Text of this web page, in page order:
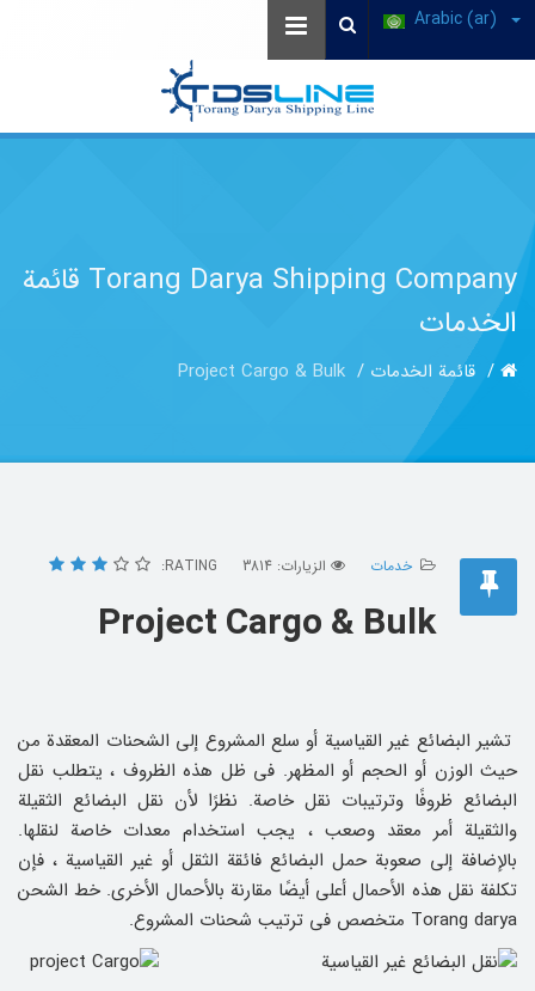
Torang Darya Shipping Company قائمة
الخدمات
قائمة الخدمات Project Cargo & Bulk
خدمات الزيارات: 3814 RATING:
Project Cargo & Bulk
تشير البضائع غير القياسية أو سلع المشروع إلى الشحنات المعقدة من
حيث الوزن أو الحجم أو المظهر. في ظل هذه الظروف ، يتطلب نقل
البضائع ظروفًا وترتيبات نقل خاصة. نظرًا لأن نقل البضائع الثقيلة
والثقيلة أمر معقد وصعب ، يجب استخدام معدات خاصة لنقلها.
بالإضافة إلى صعوبة حمل البضائع فائقة الثقل أو غير القياسية ، فإن
تكلفة نقل هذه الأحمال أعلى أيضًا مقارنة بالأحمال الأخرى. خط الشحن
Torang darya متخصص في ترتيب شحنات المشروع.